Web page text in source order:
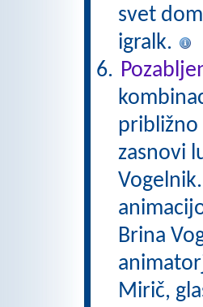
svet
igralk.
približno
zasnovi
Brina
Mirič,